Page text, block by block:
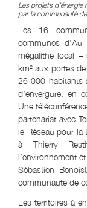
Les projets d’énergie
par la communauté
Les 16
communes
mégalithe local –
km² aux portes
26 000 habitants
d’envergure, en
Une
partenariat avec
le Réseau pour la
à Thierry
l’environnement
Sébastien
communauté de
Les territoires à